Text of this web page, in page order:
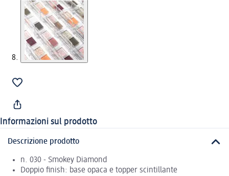
Informazioni sul prodotto
Descrizione prodotto
n. 030 - Smokey Diamond
Doppio finish: base opaca e topper scintillante